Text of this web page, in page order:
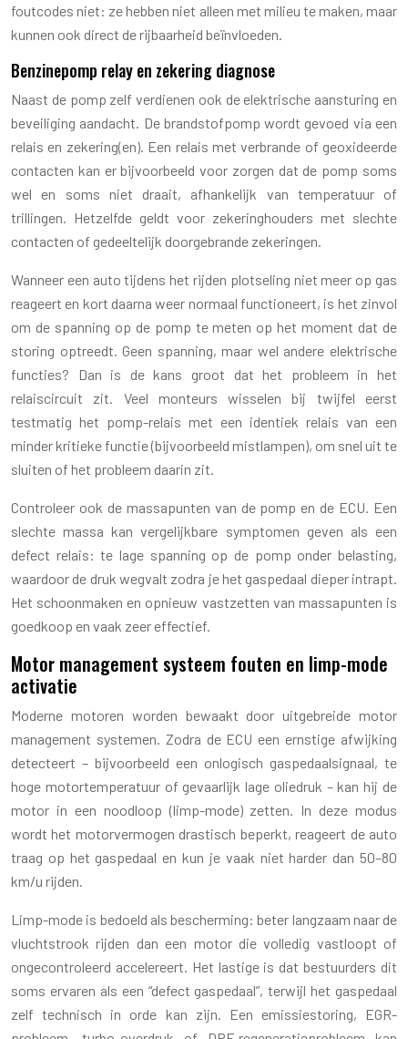
foutcodes niet: ze hebben niet alleen met milieu te maken, maar
kunnen ook direct de rijbaarheid beïnvloeden.
Benzinepomp relay en zekering diagnose
Naast de pomp zelf verdienen ook de elektrische aansturing en
beveiliging aandacht. De brandstofpomp wordt gevoed via een
relais en zekering(en). Een relais met verbrande of geoxideerde
contacten kan er bijvoorbeeld voor zorgen dat de pomp soms
wel en soms niet draait, afhankelijk van temperatuur of
trillingen. Hetzelfde geldt voor zekeringhouders met slechte
contacten of gedeeltelijk doorgebrande zekeringen.
Wanneer een auto tijdens het rijden plotseling niet meer op gas
reageert en kort daarna weer normaal functioneert, is het zinvol
om de spanning op de pomp te meten op het moment dat de
storing optreedt. Geen spanning, maar wel andere elektrische
functies? Dan is de kans groot dat het probleem in het
relaiscircuit zit. Veel monteurs wisselen bij twijfel eerst
testmatig het pomp-relais met een identiek relais van een
minder kritieke functie (bijvoorbeeld mistlampen), om snel uit te
sluiten of het probleem daarin zit.
Controleer ook de massapunten van de pomp en de ECU. Een
slechte massa kan vergelijkbare symptomen geven als een
defect relais: te lage spanning op de pomp onder belasting,
waardoor de druk wegvalt zodra je het gaspedaal dieper intrapt.
Het schoonmaken en opnieuw vastzetten van massapunten is
goedkoop en vaak zeer effectief.
Motor management systeem fouten en limp-mode
activatie
Moderne motoren worden bewaakt door uitgebreide motor
management systemen. Zodra de ECU een ernstige afwijking
detecteert – bijvoorbeeld een onlogisch gaspedaalsignaal, te
hoge motortemperatuur of gevaarlijk lage oliedruk – kan hij de
motor in een noodloop (limp-mode) zetten. In deze modus
wordt het motorvermogen drastisch beperkt, reageert de auto
traag op het gaspedaal en kun je vaak niet harder dan 50–80
km/u rijden.
Limp-mode is bedoeld als bescherming: beter langzaam naar de
vluchtstrook rijden dan een motor die volledig vastloopt of
ongecontroleerd accelereert. Het lastige is dat bestuurders dit
soms ervaren als een “defect gaspedaal”, terwijl het gaspedaal
zelf technisch in orde kan zijn. Een emissiestoring, EGR-